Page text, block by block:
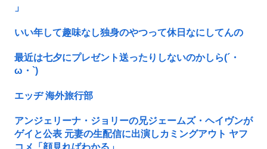
」
いい年して趣味なし独身のやつって休日なにしてんの
最近は七夕にプレゼント送ったりしないのかしら(´・
ω・`)
エッヂ 海外旅行部
アンジェリーナ・ジョリーの兄ジェームズ・ヘイヴンが
ゲイと公表 元妻の生配信に出演しカミングアウト ヤフ
コメ「顔見ればわかる」